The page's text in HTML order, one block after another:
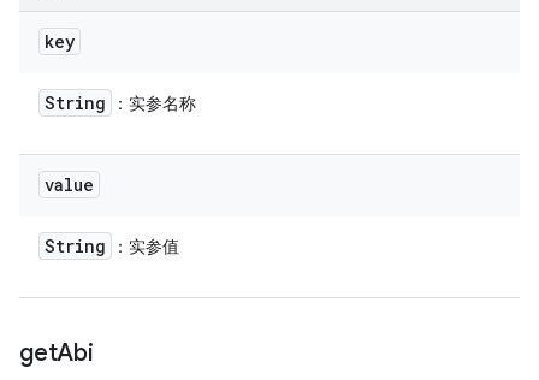
key
String ：实参名称
value
String ：实参值
getAbi